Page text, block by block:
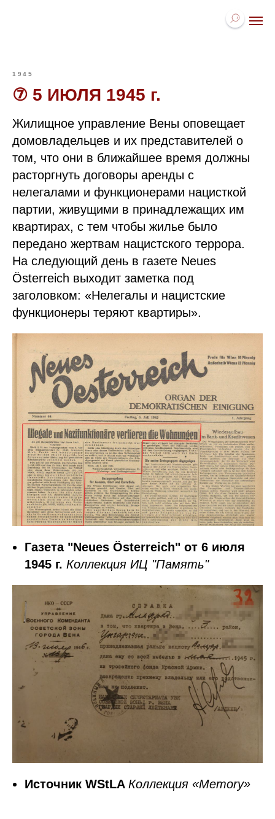
1945
⑦ 5 ИЮЛЯ 1945 г.
Жилищное управление Вены оповещает
домовладельцев и их представителей о
том, что они в ближайшее время должны
расторгнуть договоры аренды с
нелегалами и функционерами нацисткой
партии, живущими в принадлежащих им
квартирах, с тем чтобы жилье было
передано жертвам нацистского террора.
На следующий день в газете Neues
Österreich выходит заметка под
заголовком: «Нелегалы и нацистские
функционеры теряют квартиры».
Газета "Neues Österreich" от 6 июля
1945 г. Коллекция ИЦ "Память"
Источник WStLA Коллекция «Memory»